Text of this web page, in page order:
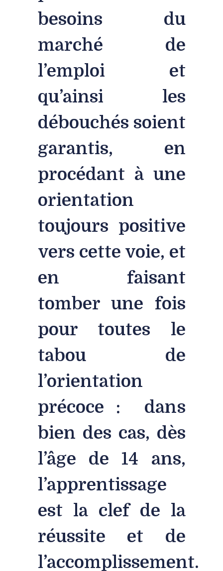
besoins du
marché de
l’emploi et
qu’ainsi les
débouchés soient
garantis, en
procédant à une
orientation
toujours positive
vers cette voie, et
en faisant
tomber une fois
pour toutes le
tabou de
l’orientation
précoce : dans
bien des cas, dès
l’âge de 14 ans,
l’apprentissage
est la clef de la
réussite et de
l’accomplissement.